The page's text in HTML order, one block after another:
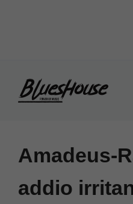
Amadeus-
addio